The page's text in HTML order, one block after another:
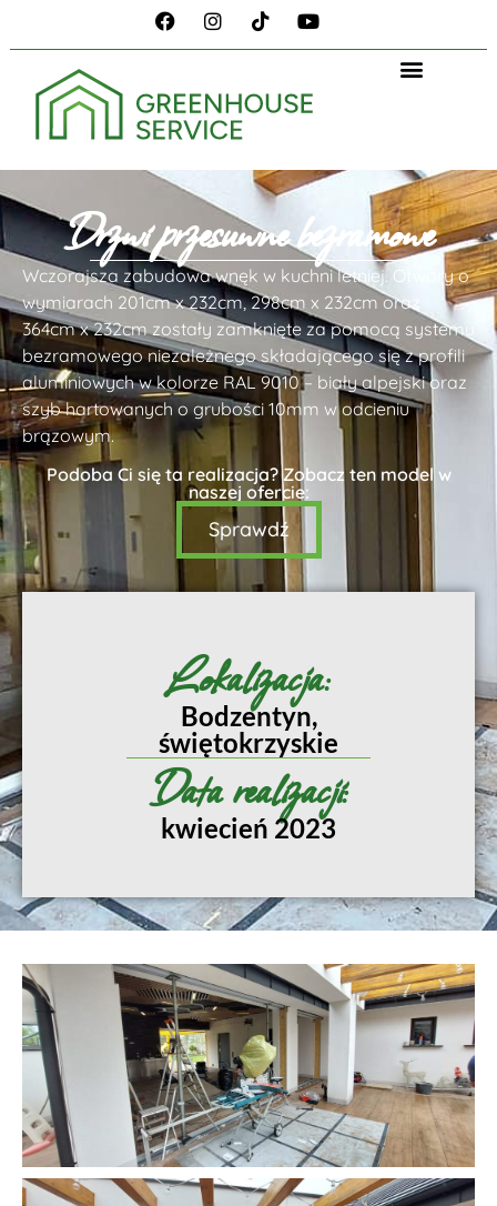
Drzwi przesuwne bezramowe
Wczorajsza zabudowa wnęk w kuchni letniej. Otwory o
wymiarach 201cm x 232cm, 298cm x 232cm oraz
364cm x 232cm zostały zamknięte za pomocą systemu
bezramowego niezależnego składającego się z profili
aluminiowych w kolorze RAL 9010 – biały alpejski oraz
szyb hartowanych o grubości 10mm w odcieniu
brązowym.
Podoba Ci się ta realizacja? Zobacz ten model w
naszej ofercie:
Sprawdź
Lokalizacja:
Bodzentyn,
świętokrzyskie
Data realizacji:
kwiecień 2023